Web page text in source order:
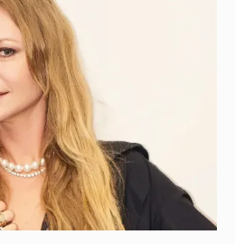
монтировщиком,
Мария
бывшего мужа, с
сына
14